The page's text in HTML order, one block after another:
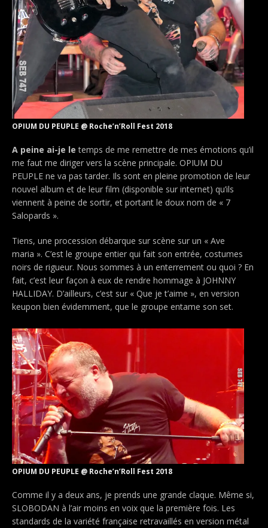
OPIUM DU PEUPLE @ Roche’n’Roll Fest 2018
A peine ai-je le temps de me remettre de mes émotions qu’il
me faut me diriger vers la scène principale. OPIUM DU
PEUPLE ne va pas tarder. Ils sont en pleine promotion de leur
nouvel album et de leur film (disponible sur internet) qu’ils
viennent à peine de sortir, et portant le doux nom de « 7
Salopards ».
Tiens, une procession débarque sur scène sur un « Ave
maria ». C’est le groupe entier qui fait son entrée, costumes
noirs de rigueur. Nous sommes à un enterrement ou quoi ? En
fait, c’est leur façon à eux de rendre hommage à JOHNNY
HALLIDAY. D’ailleurs, c’est sur « Que je t’aime », en version
keupon bien évidemment, que le groupe entame son set.
OPIUM DU PEUPLE @ Roche’n’Roll Fest 2018
Comme il y a deux ans, je prends une grande claque. Même si,
SLOBODAN à l’air moins en voix que la première fois. Les
standards de la variété française retravaillés en version métal